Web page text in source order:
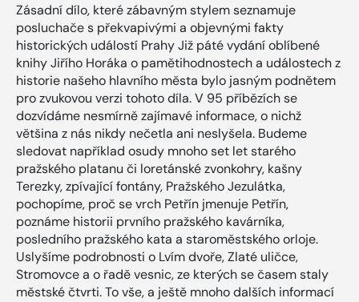
Zásadní dílo, které zábavným stylem seznamuje
posluchače s překvapivými a objevnými fakty
historických událostí Prahy Již páté vydání oblíbené
knihy Jiřího Horáka o pamětihodnostech a událostech z
historie našeho hlavního města bylo jasným podnětem
pro zvukovou verzi tohoto díla. V 95 příbězích se
dozvídáme nesmírně zajímavé informace, o nichž
většina z nás nikdy nečetla ani neslyšela. Budeme
sledovat například osudy mnoho set let starého
pražského platanu či loretánské zvonkohry, kašny
Terezky, zpívající fontány, Pražského Jezulátka,
pochopíme, proč se vrch Petřín jmenuje Petřín,
poznáme historii prvního pražského kavárníka,
posledního pražského kata a staroměstského orloje.
Uslyšíme podrobnosti o Lvím dvoře, Zlaté uličce,
Stromovce a o řadě vesnic, ze kterých se časem staly
městské čtvrti. To vše, a ještě mnoho dalších informací